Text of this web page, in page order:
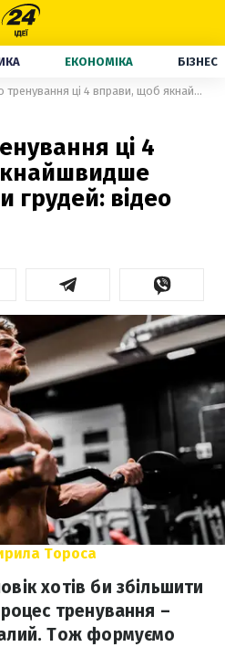
ЕКОНОМІКА БІЗНЕС
Додайте до тренування ці 4 вправи, щоб якнайшвидше накачати м'язи грудей: відео
ці 4
грудей: відео
Тороса
хотів би збільшити
тренування –
Тож формуємо